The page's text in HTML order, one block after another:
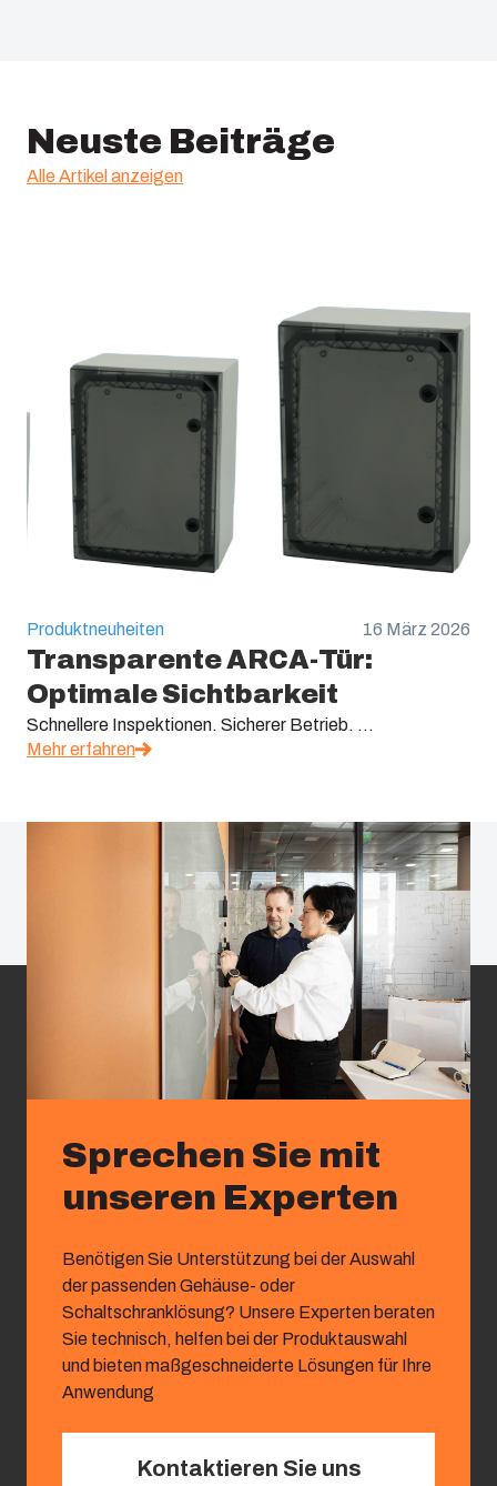
Neuste Beiträge
Alle Artikel anzeigen
Produktneuheiten 16 März 2026
Transparente ARCA-Tür:
Optimale Sichtbarkeit
Schnellere Inspektionen. Sicherer Betrieb. ...
Mehr erfahren
Sprechen Sie mit
unseren Experten
Benötigen Sie Unterstützung bei der Auswahl
der passenden Gehäuse- oder
Schaltschranklösung? Unsere Experten beraten
Sie technisch, helfen bei der Produktauswahl
und bieten maßgeschneiderte Lösungen für Ihre
Anwendung
Kontaktieren Sie uns